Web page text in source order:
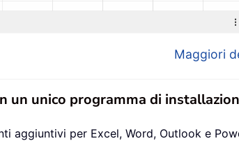
Maggiori
unico programma di
aggiuntivi per Excel, Word, Outlook e